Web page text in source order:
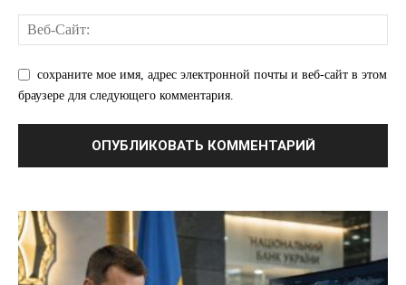
сохраните мое имя, адрес электронной почты и веб-сайт в этом
браузере для следующего комментария.